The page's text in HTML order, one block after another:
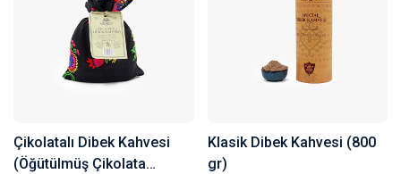
Çikolatalı Dibek Kahvesi
(Öğütülmüş Çikolata
Klasik Dibek Kahvesi (800
gr)